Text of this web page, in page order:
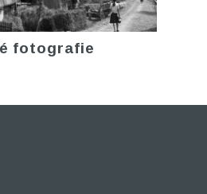
fotografie